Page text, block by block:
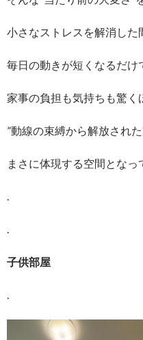
小さなストレスを解消した
毎日の動きが短くなるだけ
家事の負担も気持ちも驚く
”動線の束縛から解放され
まさに体現する空間となっ
.
.
子供部屋
.